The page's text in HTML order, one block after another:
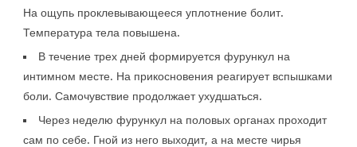
На ощупь проклевывающееся уплотнение болит.
Температура тела повышена.
В течение трех дней формируется фурункул на
интимном месте. На прикосновения реагирует вспышками
боли. Самочувствие продолжает ухудшаться.
Через неделю фурункул на половых органах проходит
сам по себе. Гной из него выходит, а на месте чирья